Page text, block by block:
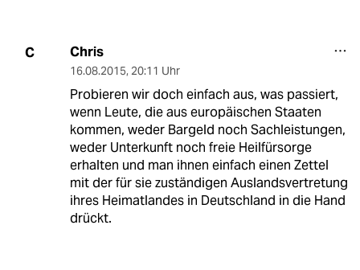
C Chris
16.08.2015, 20:11 Uhr
Probieren wir doch einfach aus, was passiert,
wenn Leute, die aus europäischen Staaten
kommen, weder Bargeld noch Sachleistungen,
weder Unterkunft noch freie Heilfürsorge
erhalten und man ihnen einfach einen Zettel
mit der für sie zuständigen Auslandsvertretung
ihres Heimatlandes in Deutschland in die Hand
drückt.